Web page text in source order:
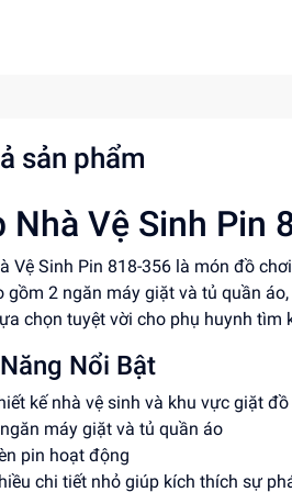
sản phẩm
Nhà Vệ Sinh Pin
Vệ Sinh Pin 818-356 là món đồ
gồm 2 ngăn máy giặt và tủ quần
chọn tuyệt vời cho phụ huynh tìm
Nổi Bật
kế nhà vệ sinh và khu vực giặt đồ
máy giặt và tủ quần áo
pin hoạt động
chi tiết nhỏ giúp kích thích sự